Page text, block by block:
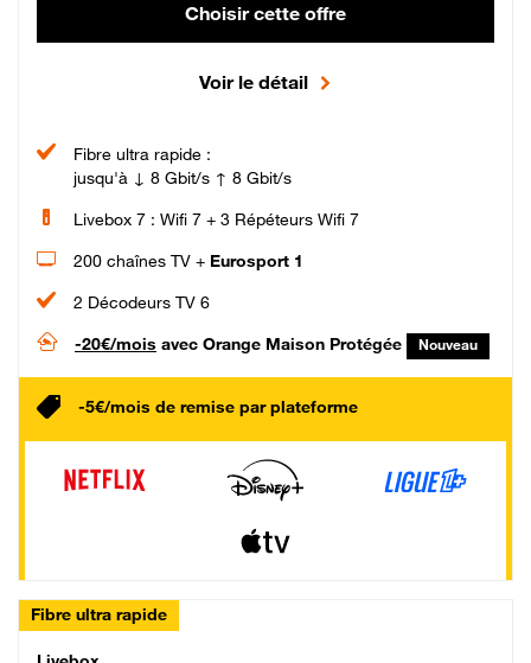
Choisir cette offre
Voir le détail
Fibre ultra rapide :
jusqu'à ↓ 8 Gbit/s ↑ 8 Gbit/s
Livebox 7 : Wifi 7 + 3 Répéteurs Wifi 7
200 chaînes TV + Eurosport 1
2 Décodeurs TV 6
-20€/mois avec Orange Maison Protégée Nouveau
-5€/mois de remise par plateforme
Fibre ultra rapide